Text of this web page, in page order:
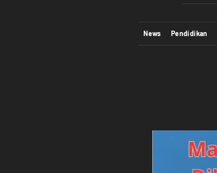
News
Pendidikan